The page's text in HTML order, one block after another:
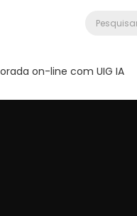
on-line com UIG IA